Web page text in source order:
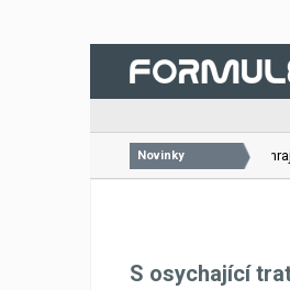
Novinky
26.07.2026 VC Bahrajnu
S osychající